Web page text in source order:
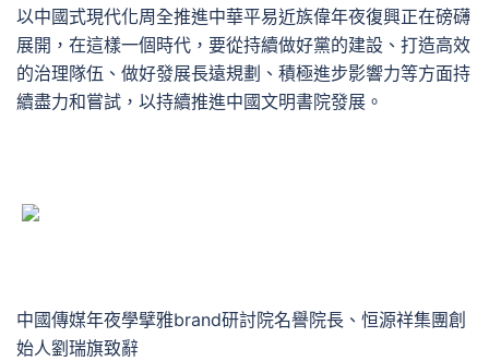
以中國式現代化周全推進中華平易近族偉年夜復興正在磅礴
展開，在這樣一個時代，要從持續做好黨的建設、打造高效
的治理隊伍、做好發展長遠規劃、積極進步影響力等方面持
續盡力和嘗試，以持續推進中國文明書院發展。
中國傳媒年夜學擘雅brand研討院名譽院長、恒源祥集團創
始人劉瑞旗致辭